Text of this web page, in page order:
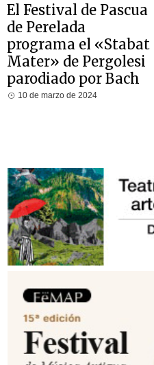
El Festival de Pascua
de Perelada
programa el «Stabat
Mater» de Pergolesi
parodiado por Bach
10 de marzo de 2024